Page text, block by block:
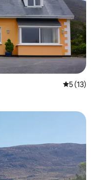
5 (13)